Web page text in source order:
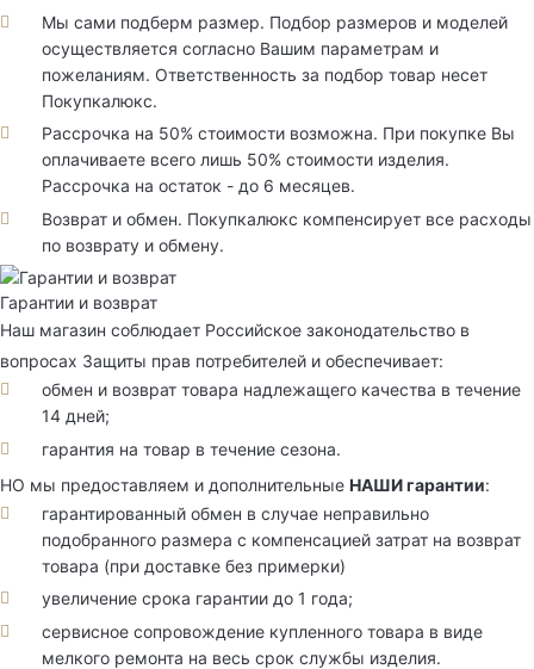
Мы сами подберм размер. Подбор размеров и моделей
осуществляется согласно Вашим параметрам и
пожеланиям. Ответственность за подбор товар несет
Покупкалюкс.
Рассрочка на 50% стоимости возможна. При покупке Вы
оплачиваете всего лишь 50% стоимости изделия.
Рассрочка на остаток - до 6 месяцев.
Возврат и обмен. Покупкалюкс компенсирует все расходы
по возврату и обмену.
Гарантии и возврат
Наш магазин соблюдает Российское законодательство в
вопросах Защиты прав потребителей и обеспечивает:
обмен и возврат товара надлежащего качества в течение
14 дней;
гарантия на товар в течение сезона.
НО мы предоставляем и дополнительные НАШИ гарантии:
гарантированный обмен в случае неправильно
подобранного размера с компенсацией затрат на возврат
товара (при доставке без примерки)
увеличение срока гарантии до 1 года;
сервисное сопровождение купленного товара в виде
мелкого ремонта на весь срок службы изделия.